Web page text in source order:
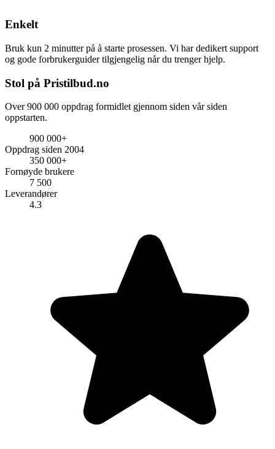
Enkelt
Bruk kun 2 minutter på å starte prosessen. Vi har dedikert support
og gode forbrukerguider tilgjengelig når du trenger hjelp.
Stol på Pristilbud.no
Over 900 000 oppdrag formidlet gjennom siden vår siden
oppstarten.
900 000+
Oppdrag siden 2004
350 000+
Fornøyde brukere
7 500
Leverandører
4.3